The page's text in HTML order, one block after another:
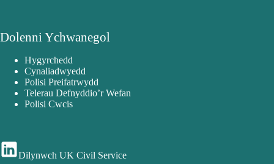
Dolenni Ychwanegol
Hygyrchedd
Cynaliadwyedd
Polisi Preifatrwydd
Telerau Defnyddio’r Wefan
Polisi Cwcis
Dilynwch UK Civil Service